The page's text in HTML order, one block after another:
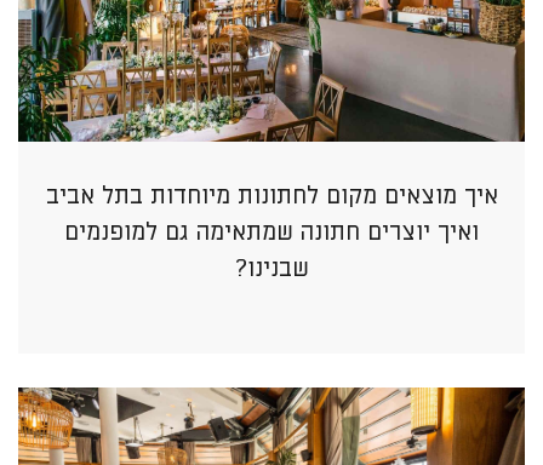
איך מוצאים מקום לחתונות מיוחדות בתל אביב
ואיך יוצרים חתונה שמתאימה גם למופנמים
שבנינו?